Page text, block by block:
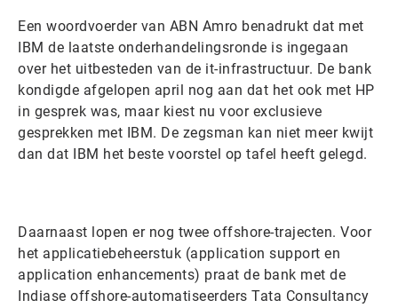
Een woordvoerder van ABN Amro benadrukt dat met
IBM de laatste onderhandelingsronde is ingegaan
over het uitbesteden van de it-infrastructuur. De bank
kondigde afgelopen april nog aan dat het ook met HP
in gesprek was, maar kiest nu voor exclusieve
gesprekken met IBM. De zegsman kan niet meer kwijt
dan dat IBM het beste voorstel op tafel heeft gelegd.
Daarnaast lopen er nog twee offshore-trajecten. Voor
het applicatiebeheerstuk (application support en
application enhancements) praat de bank met de
Indiase offshore-automatiseerders Tata Consultancy